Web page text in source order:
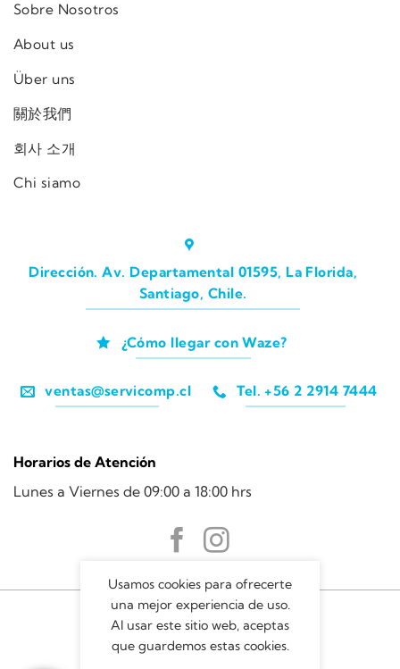
Sobre Nosotros
About us
Über uns
關於我們
회사 소개
Chi siamo
Dirección. Av. Departamental 01595, La Florida,
Santiago, Chile.
¿Cómo llegar con Waze?
ventas@servicomp.cl Tel. +56 2 2914 7444
Horarios de Atención
Lunes a Viernes de 09:00 a 18:00 hrs
Usamos cookies para ofrecerte
una mejor experiencia de uso.
Al usar este sitio web, aceptas
que guardemos estas cookies.